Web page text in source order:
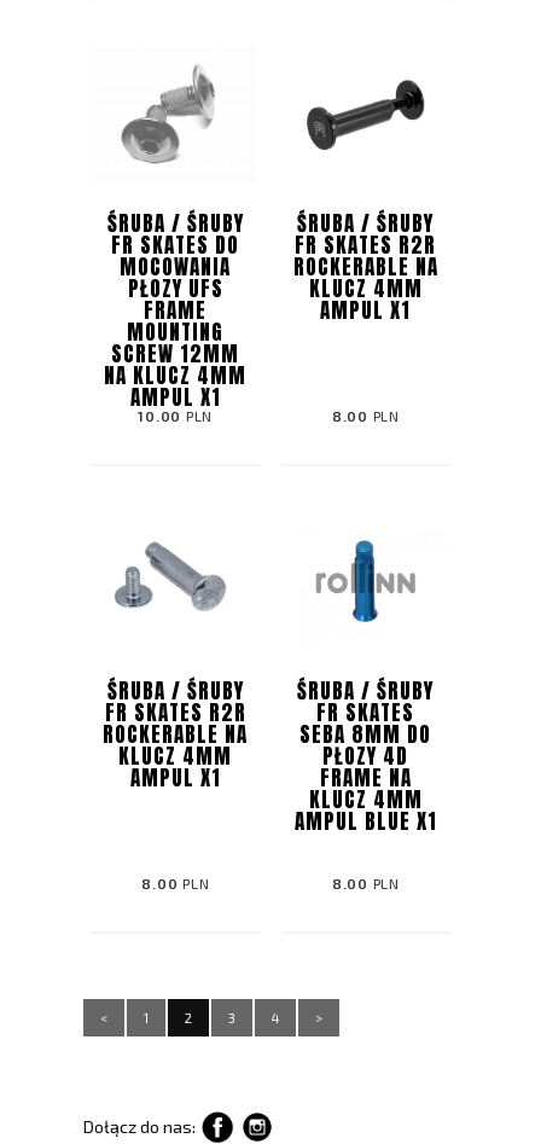
ŚRUBA / ŚRUBY
FR SKATES DO
MOCOWANIA
PŁOZY UFS
FRAME
MOUNTING
SCREW 12MM
NA KLUCZ 4MM
AMPUL X1
10.00 PLN
ŚRUBA / ŚRUBY
FR SKATES R2R
ROCKERABLE NA
KLUCZ 4MM
AMPUL X1
8.00 PLN
ŚRUBA / ŚRUBY
FR SKATES R2R
ROCKERABLE NA
KLUCZ 4MM
AMPUL X1
8.00 PLN
ŚRUBA / ŚRUBY
FR SKATES
SEBA 8MM DO
PŁOZY 4D
FRAME NA
KLUCZ 4MM
AMPUL BLUE X1
8.00 PLN
< 1 2 3 4 >
Dołącz do nas: